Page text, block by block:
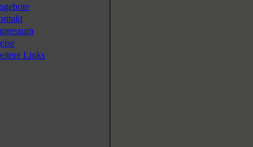
Links